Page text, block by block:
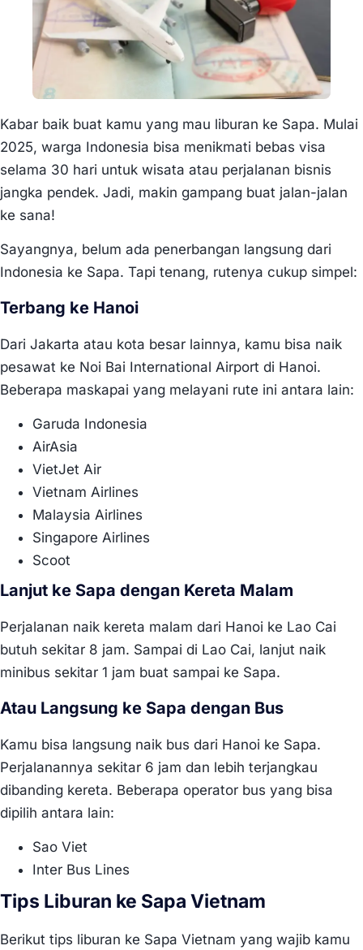
Kabar baik buat kamu yang mau liburan ke Sapa. Mulai
2025, warga Indonesia bisa menikmati bebas visa
selama 30 hari untuk wisata atau perjalanan bisnis
jangka pendek. Jadi, makin gampang buat jalan-jalan
ke sana!
Sayangnya, belum ada penerbangan langsung dari
Indonesia ke Sapa. Tapi tenang, rutenya cukup simpel:
Terbang ke Hanoi
Dari Jakarta atau kota besar lainnya, kamu bisa naik
pesawat ke Noi Bai International Airport di Hanoi.
Beberapa maskapai yang melayani rute ini antara lain:
Garuda Indonesia
AirAsia
VietJet Air
Vietnam Airlines
Malaysia Airlines
Singapore Airlines
Scoot
Lanjut ke Sapa dengan Kereta Malam
Perjalanan naik kereta malam dari Hanoi ke Lao Cai
butuh sekitar 8 jam. Sampai di Lao Cai, lanjut naik
minibus sekitar 1 jam buat sampai ke Sapa.
Atau Langsung ke Sapa dengan Bus
Kamu bisa langsung naik bus dari Hanoi ke Sapa.
Perjalanannya sekitar 6 jam dan lebih terjangkau
dibanding kereta. Beberapa operator bus yang bisa
dipilih antara lain:
Sao Viet
Inter Bus Lines
Tips Liburan ke Sapa Vietnam
Berikut tips liburan ke Sapa Vietnam yang wajib kamu